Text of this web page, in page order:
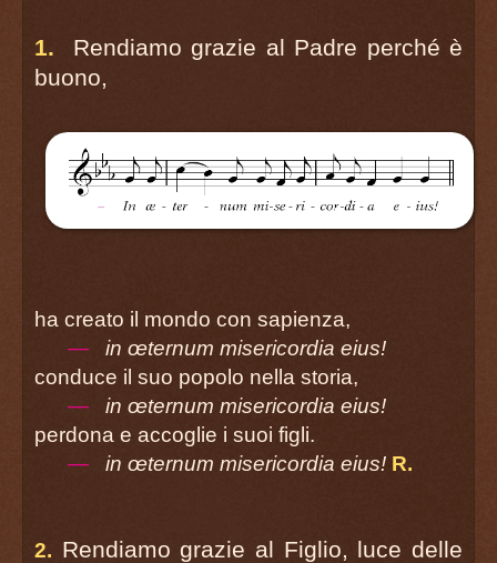
página 10
7:26
10:37
LITURGIA DELLA PAROLA
Offrì pane e vino.
Dal libro della Genesi 14. 18-20
Salmo Responsoriale
Il salmista: Dal Salmo 109
1. Rendiamo grazie al Padre perché è
buono,
ha creato il mondo con sapienza,
—
in œternum misericordia eius!
conduce il suo popolo nella storia,
—
in œternum misericordia eius!
perdona e accoglie i suoi figli.
—
in œternum misericordia eius! R.
2. Rendiamo grazie al Figlio, luce delle